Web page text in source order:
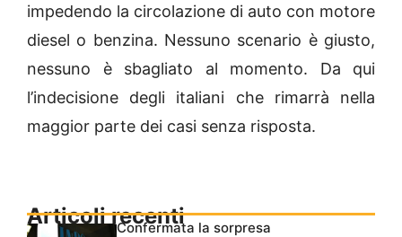
impedendo la circolazione di auto con motore
diesel o benzina. Nessuno scenario è giusto,
nessuno è sbagliato al momento. Da qui
l’indecisione degli italiani che rimarrà nella
maggior parte dei casi senza risposta.
Articoli recentiConfermata la sorpresa